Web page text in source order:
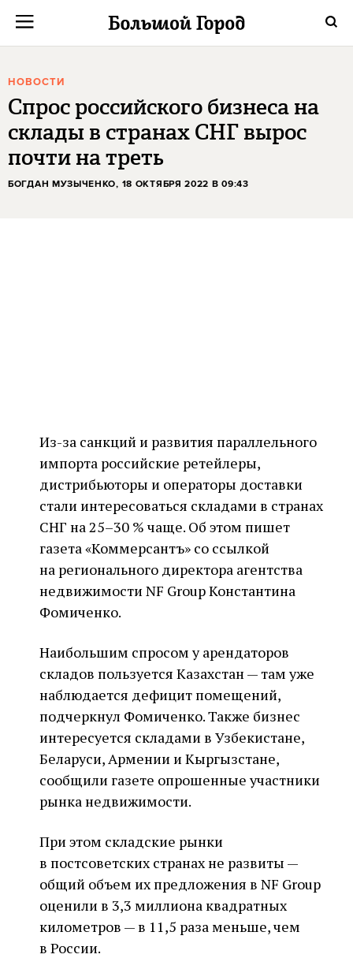
НОВОСТИ
Спрос российского бизнеса на
склады в странах СНГ вырос
почти на треть
БОГДАН МУЗЫЧЕНКО, 18 ОКТЯБРЯ 2022 В 09:43
Из-за санкций и развития параллельного
импорта российские ретейлеры,
дистрибьюторы и операторы доставки
стали интересоваться складами в странах
СНГ на 25–30 % чаще. Об этом пишет
газета «Коммерсантъ» со ссылкой
на регионального директора агентства
недвижимости NF Group Константина
Фомиченко.
Наибольшим спросом у арендаторов
складов пользуется Казахстан — там уже
наблюдается дефицит помещений,
подчеркнул Фомиченко. Также бизнес
интересуется складами в Узбекистане,
Беларуси, Армении и Кыргызстане,
сообщили газете опрошенные участники
рынка недвижимости.
При этом складские рынки
в постсоветских странах не развиты —
общий объем их предложения в NF Group
оценили в 3,3 миллиона квадратных
километров — в 11,5 раза меньше, чем
в России.